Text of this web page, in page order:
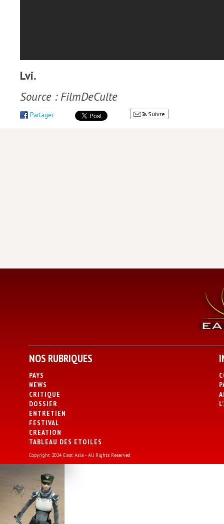
Lvi.
Source : FilmDeCulte
Partager Suivre
NOS RUBRIQUES
PAYS
NEWS
CRITIQUE
DOSSIER
ENTRETIEN
FESTIVAL
CREATION
TABLEAU DES ETOILES
Copyright 2024 East Asia - All Rights Reserved